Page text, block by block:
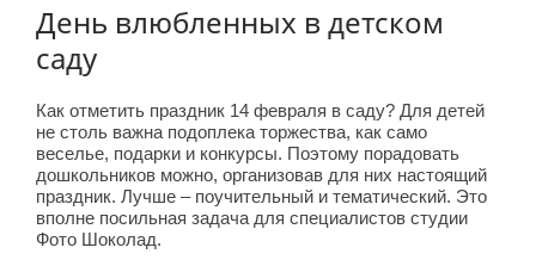
День влюбленных в детском
саду
Как отметить праздник 14 февраля в саду? Для детей
не столь важна подоплека торжества, как само
веселье, подарки и конкурсы. Поэтому порадовать
дошкольников можно, организовав для них настоящий
праздник. Лучше – поучительный и тематический. Это
вполне посильная задача для специалистов студии
Фото Шоколад.